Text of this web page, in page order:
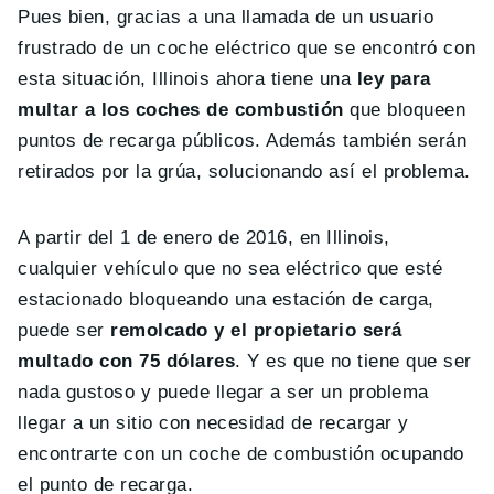
Pues bien, gracias a una llamada de un usuario
frustrado de un coche eléctrico que se encontró con
esta situación, Illinois ahora tiene una ley para
multar a los coches de combustión que bloqueen
puntos de recarga públicos. Además también serán
retirados por la grúa, solucionando así el problema.
A partir del 1 de enero de 2016, en Illinois,
cualquier vehículo que no sea eléctrico que esté
estacionado bloqueando una estación de carga,
puede ser remolcado y el propietario será
multado con 75 dólares. Y es que no tiene que ser
nada gustoso y puede llegar a ser un problema
llegar a un sitio con necesidad de recargar y
encontrarte con un coche de combustión ocupando
el punto de recarga.